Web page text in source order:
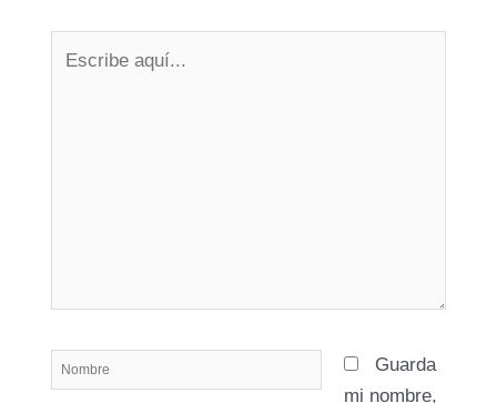
Nombre
Guarda
mi nombre,